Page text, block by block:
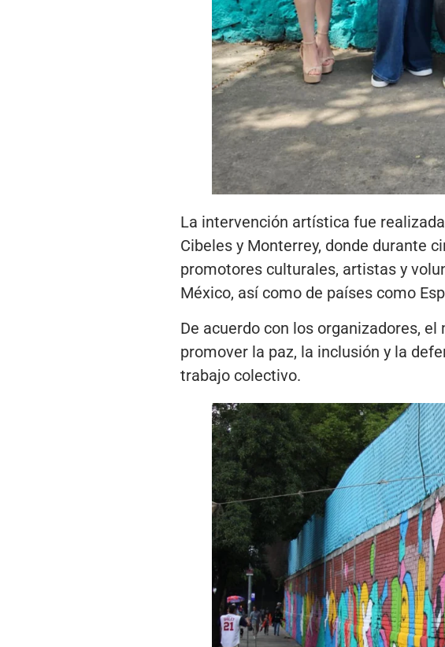
La intervención artística fue
Cibeles y Monterrey, donde durante
promotores culturales, artistas y
México, así como de países como
De acuerdo con los organizadores,
promover la paz, la inclusión y la
trabajo colectivo.